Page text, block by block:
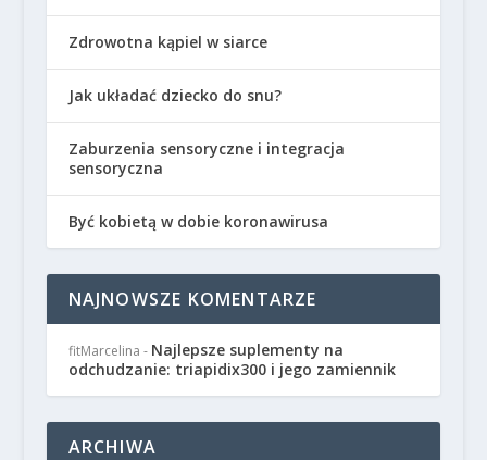
Zdrowotna kąpiel w siarce
Jak układać dziecko do snu?
Zaburzenia sensoryczne i integracja
sensoryczna
Być kobietą w dobie koronawirusa
NAJNOWSZE KOMENTARZE
fitMarcelina - Najlepsze suplementy na
odchudzanie: triapidix300 i jego zamiennik
ARCHIWA